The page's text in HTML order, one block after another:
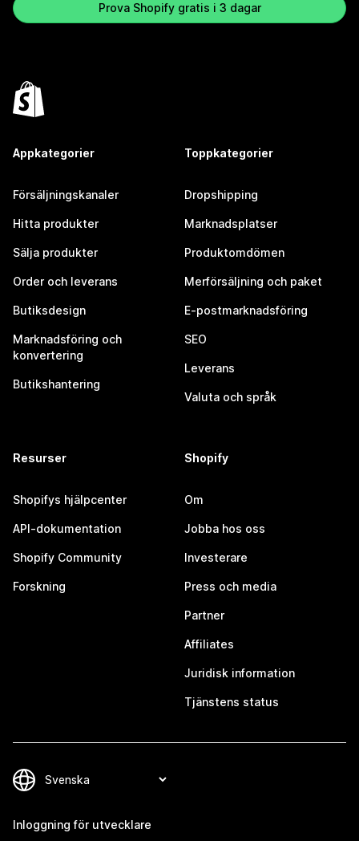
Prova Shopify gratis i 3 dagar
Appkategorier
Försäljningskanaler
Hitta produkter
Sälja produkter
Order och leverans
Butiksdesign
Marknadsföring och
konvertering
Butikshantering
Toppkategorier
Dropshipping
Marknadsplatser
Produktomdömen
Merförsäljning och paket
E-postmarknadsföring
SEO
Leverans
Valuta och språk
Resurser
Shopifys hjälpcenter
API-dokumentation
Shopify Community
Forskning
Shopify
Om
Jobba hos oss
Investerare
Press och media
Partner
Affiliates
Juridisk information
Tjänstens status
Inloggning för utvecklare